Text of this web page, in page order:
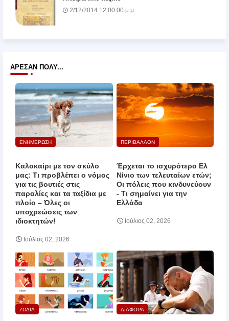
2/12/2014 12:00:00 μ.μ.
ΆΡΕΣΑΝ ΠΟΛΎ...
ΕΝΗΜΕΡΩΣΗ
Καλοκαίρι με τον σκύλο
μας: Τι προβλέπει ο νόμος
για τις βουτιές στις
παραλίες και τα ταξίδια με
πλοίο – Όλες οι
υποχρεώσεις των
ιδιοκτητών!
Ιούλιος 02, 2026
ΠΕΡΙΒΑΛΛΟΝ
Έρχεται το ισχυρότερο Ελ
Νίνιο των τελευταίων ετών;
Οι πόλεις που κινδυνεύουν
‑ Τι σημαίνει για την
Ελλάδα
Ιούλιος 02, 2026
ΖΩΔΙΑ ΔΙΑΦΟΡΑ